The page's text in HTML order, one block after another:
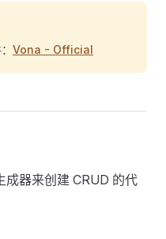
Vona - Official
成器来创建 CRUD 的代